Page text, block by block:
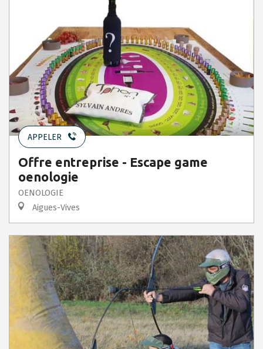
APPELER
Offre entreprise - Escape game
oenologie
OENOLOGIE
Aigues-Vives